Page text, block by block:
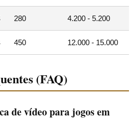
280 4.200 - 5.200
450 12.000 - 15.000
(FAQ)
de vídeo para jogos em